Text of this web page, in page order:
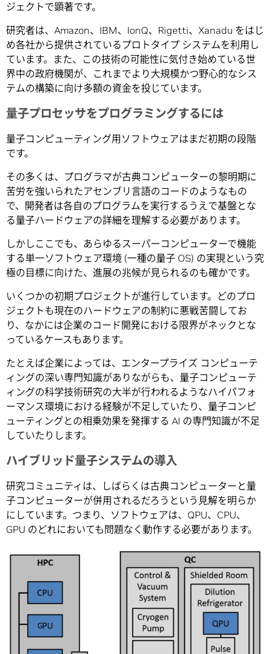
ジェクトで顕著です。
研究者は、Amazon、IBM、IonQ、Rigetti、Xanadu をはじ
め各社から提供されているプロトタイプ システムを利用し
ています。また、この技術の可能性に気付き始めている世
界中の政府機関が、これまでより大規模かつ野心的なシス
テムの構築に向け多額の資金を投じています。
量子プロセッサをプログラミングするには
量子コンピューティング用ソフトウェアはまだ初期の段階
です。
その多くは、プログラマが古典コンピューターの黎明期に
苦労を強いられたアセンブリ言語のコードのようなもの
で、開発者は各自のプログラムを実行するうえで基盤とな
る量子ハードウェアの詳細を理解する必要があります。
しかしここでも、あらゆるスーパーコンピューターで機能
する単一ソフトウェア環境 (一種の量子 OS) の実現という究
極の目標に向けた、進展の兆候が見られるのも確かです。
いくつかの初期プロジェクトが進行しています。どのプロ
ジェクトも現在のハードウェアの制約に悪戦苦闘してお
り、なかには企業のコード開発における限界がネックとな
っているケースもあります。
たとえば企業によっては、エンタープライズ コンピューテ
ィングの深い専門知識がありながらも、量子コンピューテ
ィングの科学技術研究の大半が行われるようなハイパフォ
ーマンス環境における経験が不足していたり、量子コンピ
ューティングとの相乗効果を発揮する AI の専門知識が不足
していたりします。
ハイブリッド量子システムの導入
研究コミュニティは、しばらくは古典コンピューターと量
子コンピューターが併用されるだろうという見解を明らか
にしています。つまり、ソフトウェアは、QPU、CPU、
GPU のどれにおいても問題なく動作する必要があります。